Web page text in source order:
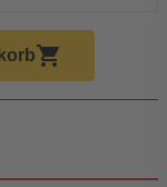
shopping_cart